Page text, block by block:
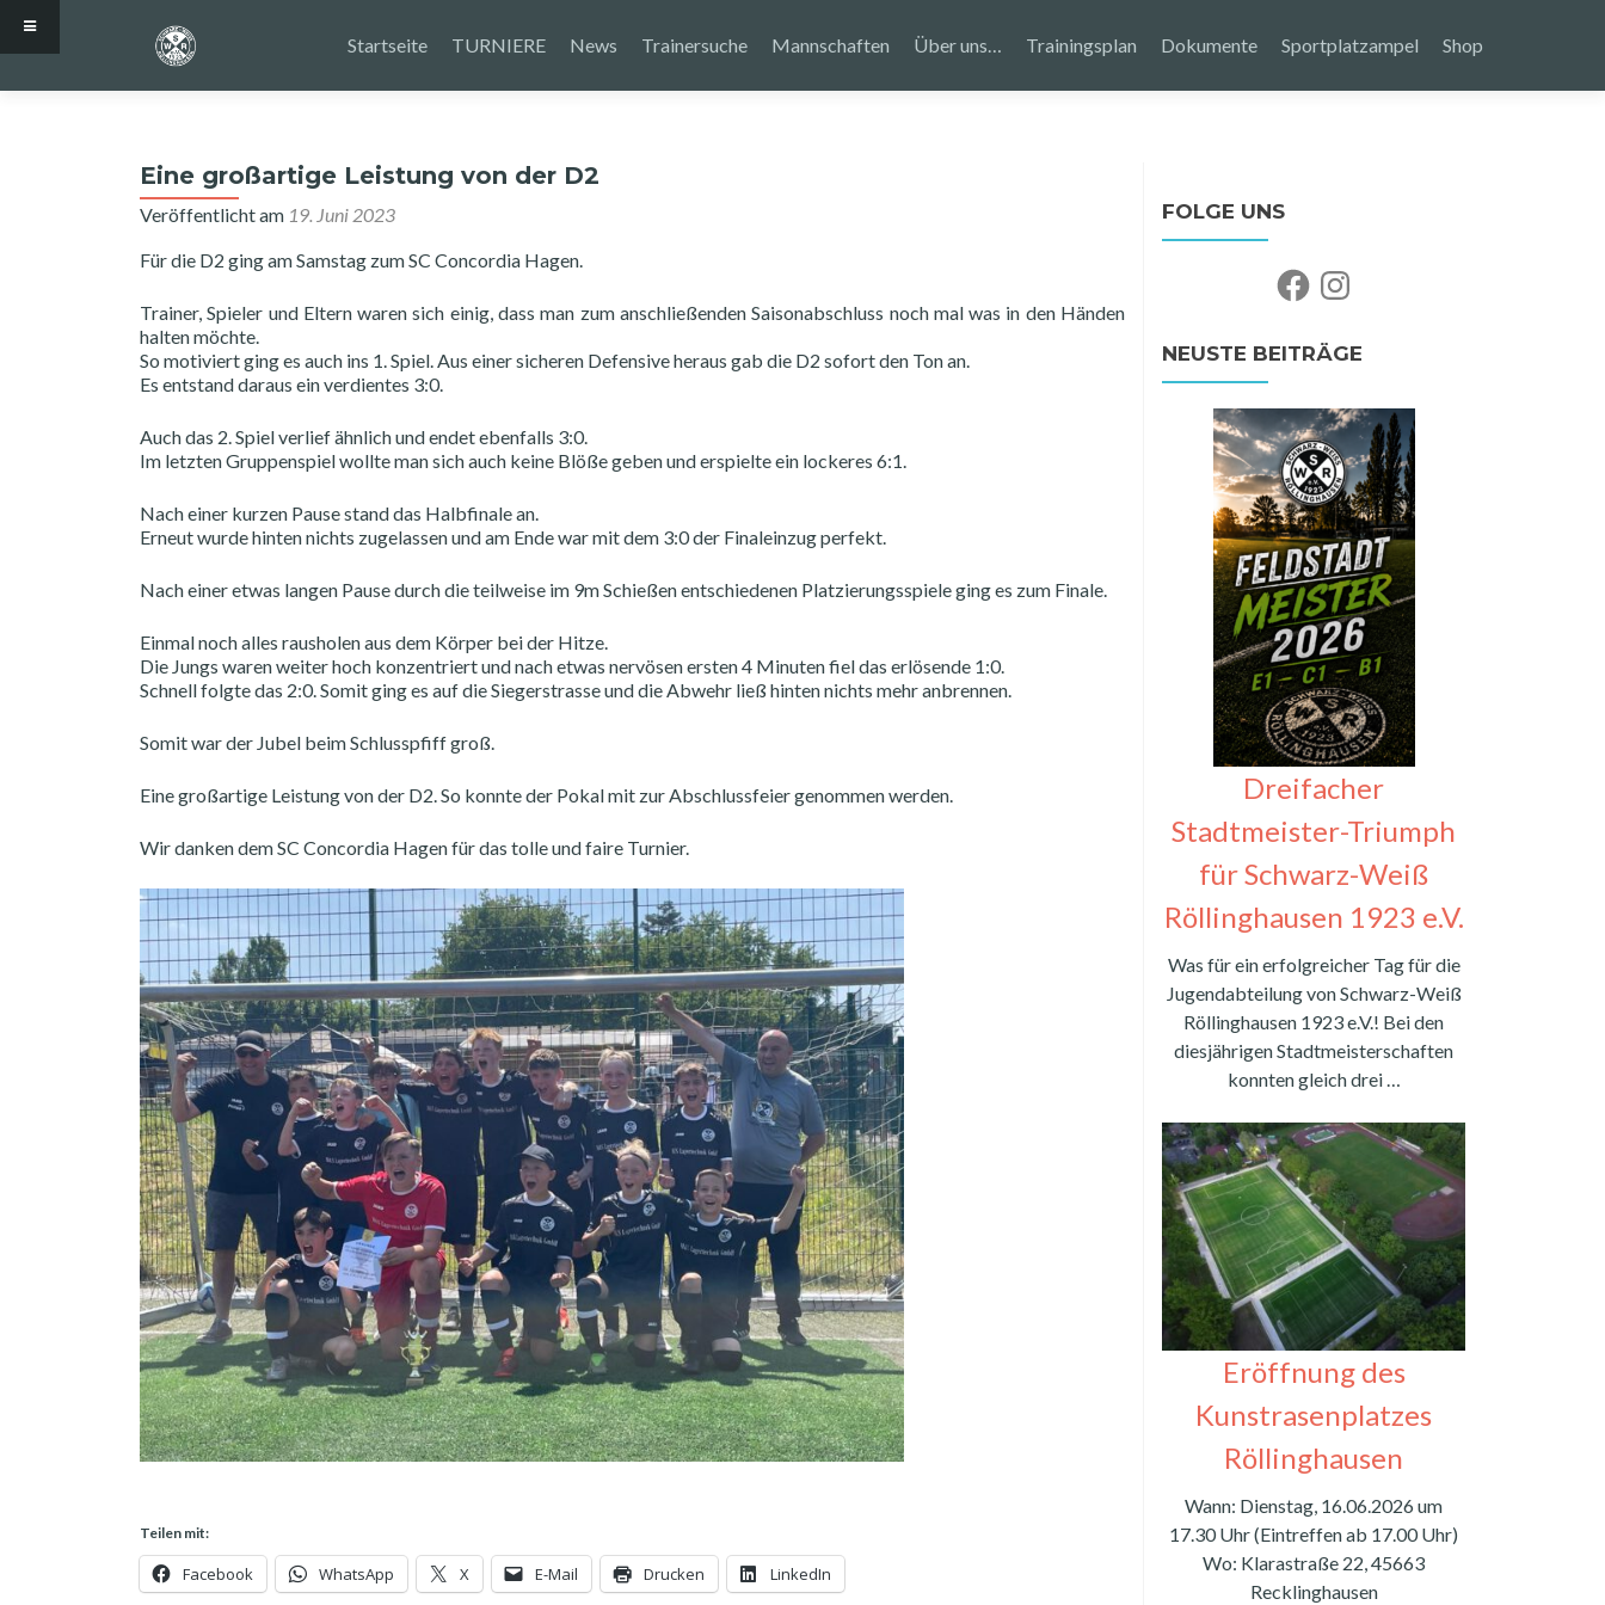
Inhalt
Startseite TURNIERE News Trainersuche Mannschaften Über uns… Trainingsplan Dokumente Sportplatzampel Shop
Eine großartige Leistung von der D2
Veröffentlicht am 19. Juni 2023
Für die D2 ging am Samstag zum SC Concordia Hagen.
Trainer, Spieler und Eltern waren sich einig, dass man zum anschließenden Saisonabschluss noch mal was in den Händen
halten möchte.
So motiviert ging es auch ins 1. Spiel. Aus einer sicheren Defensive heraus gab die D2 sofort den Ton an.
Es entstand daraus ein verdientes 3:0.
Auch das 2. Spiel verlief ähnlich und endet ebenfalls 3:0.
Im letzten Gruppenspiel wollte man sich auch keine Blöße geben und erspielte ein lockeres 6:1.
Nach einer kurzen Pause stand das Halbfinale an.
Erneut wurde hinten nichts zugelassen und am Ende war mit dem 3:0 der Finaleinzug perfekt.
Nach einer etwas langen Pause durch die teilweise im 9m Schießen entschiedenen Platzierungsspiele ging es zum Finale.
Einmal noch alles rausholen aus dem Körper bei der Hitze.
Die Jungs waren weiter hoch konzentriert und nach etwas nervösen ersten 4 Minuten fiel das erlösende 1:0.
Schnell folgte das 2:0. Somit ging es auf die Siegerstrasse und die Abwehr ließ hinten nichts mehr anbrennen.
Somit war der Jubel beim Schlusspfiff groß.
Eine großartige Leistung von der D2. So konnte der Pokal mit zur Abschlussfeier genommen werden.
Wir danken dem SC Concordia Hagen für das tolle und faire Turnier.
Teilen mit:
Facebook WhatsApp X E-Mail Drucken LinkedIn
FOLGE UNS
FacebookInstagram
NEUSTE BEITRÄGE
Dreifacher
Stadtmeister-Triumph
für Schwarz-Weiß
Röllinghausen 1923 e.V.
Was für ein erfolgreicher Tag für die
Jugendabteilung von Schwarz-Weiß
Röllinghausen 1923 e.V.! Bei den
diesjährigen Stadtmeisterschaften
konnten gleich drei …
Eröffnung des
Kunstrasenplatzes
Röllinghausen
Wann: Dienstag, 16.06.2026 um
17.30 Uhr (Eintreffen ab 17.00 Uhr)
Wo: Klarastraße 22, 45663
Recklinghausen